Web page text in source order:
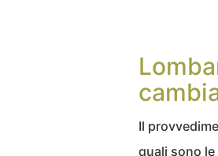
Il
quali sono le